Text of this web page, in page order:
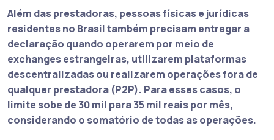
Além das prestadoras, pessoas físicas e jurídicas
residentes no Brasil também precisam entregar a
declaração quando operarem por meio de
exchanges estrangeiras, utilizarem plataformas
descentralizadas ou realizarem operações fora de
qualquer prestadora (P2P). Para esses casos, o
limite sobe de 30 mil para 35 mil reais por mês,
considerando o somatório de todas as operações.